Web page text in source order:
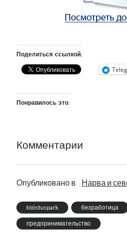
Отзывы и предложения по блогу:
Поделиться ссылкой:
Понравилось это:
Комментарии
Опубликовано в Нарва и
tööstuspark безработица
предпринимательство